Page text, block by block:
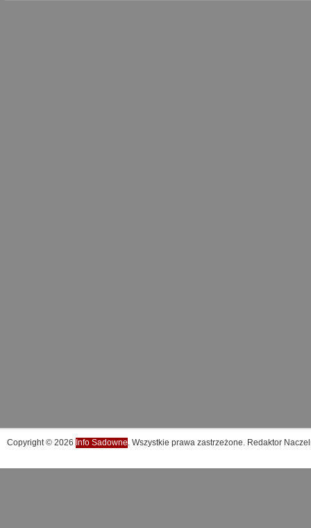
Copyright © 2026 Info Sadowne. Wszystkie prawa zastrzeżone. Redaktor